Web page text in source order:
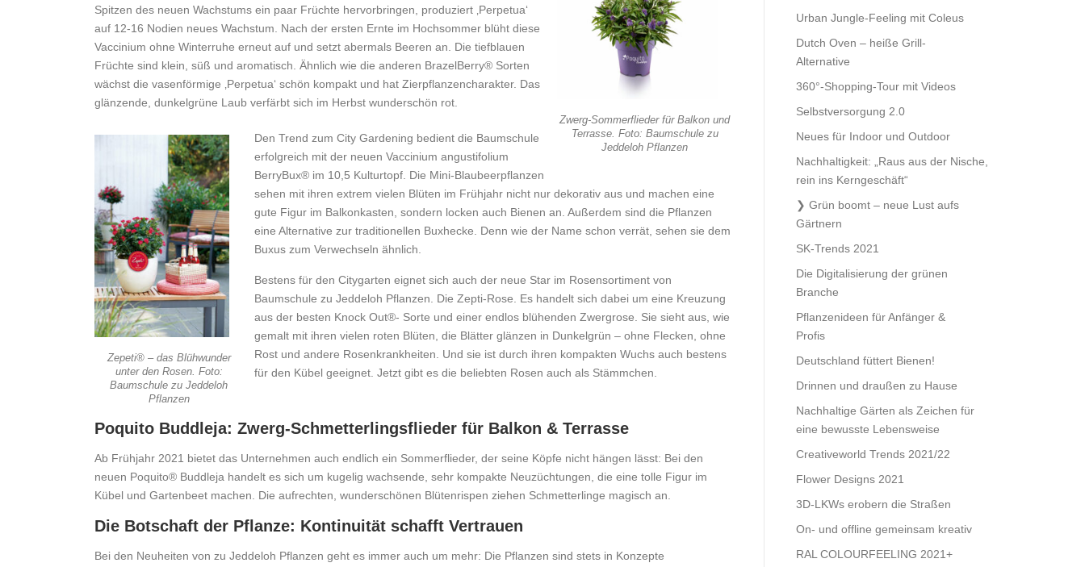
Zwerg-Sommerflieder für Balkon und
Terrasse. Foto: Baumschule zu
Jeddeloh Pflanzen
Spitzen des neuen Wachstums ein paar Früchte hervorbringen, produziert ‚Perpetua‘
auf 12-16 Nodien neues Wachstum. Nach der ersten Ernte im Hochsommer blüht diese
Vaccinium ohne Winterruhe erneut auf und setzt abermals Beeren an. Die tiefblauen
Früchte sind klein, süß und aromatisch. Ähnlich wie die anderen BrazelBerry® Sorten
wächst die vasenförmige ‚Perpetua‘ schön kompakt und hat Zierpflanzencharakter. Das
glänzende, dunkelgrüne Laub verfärbt sich im Herbst wunderschön rot.
Zepeti® – das Blühwunder
unter den Rosen. Foto:
Baumschule zu Jeddeloh
Pflanzen
Den Trend zum City Gardening bedient die Baumschule
erfolgreich mit der neuen Vaccinium angustifolium
BerryBux® im 10,5 Kulturtopf. Die Mini-Blaubeerpflanzen
sehen mit ihren extrem vielen Blüten im Frühjahr nicht nur dekorativ aus und machen eine
gute Figur im Balkonkasten, sondern locken auch Bienen an. Außerdem sind die Pflanzen
eine Alternative zur traditionellen Buxhecke. Denn wie der Name schon verrät, sehen sie dem
Buxus zum Verwechseln ähnlich.
Bestens für den Citygarten eignet sich auch der neue Star im Rosensortiment von
Baumschule zu Jeddeloh Pflanzen. Die Zepti-Rose. Es handelt sich dabei um eine Kreuzung
aus der besten Knock Out®- Sorte und einer endlos blühenden Zwergrose. Sie sieht aus, wie
gemalt mit ihren vielen roten Blüten, die Blätter glänzen in Dunkelgrün – ohne Flecken, ohne
Rost und andere Rosenkrankheiten. Und sie ist durch ihren kompakten Wuchs auch bestens
für den Kübel geeignet. Jetzt gibt es die beliebten Rosen auch als Stämmchen.
Poquito Buddleja: Zwerg-Schmetterlingsflieder für Balkon & Terrasse
Ab Frühjahr 2021 bietet das Unternehmen auch endlich ein Sommerflieder, der seine Köpfe nicht hängen lässt: Bei den
neuen Poquito® Buddleja handelt es sich um kugelig wachsende, sehr kompakte Neuzüchtungen, die eine tolle Figur im
Kübel und Gartenbeet machen. Die aufrechten, wunderschönen Blütenrispen ziehen Schmetterlinge magisch an.
Die Botschaft der Pflanze: Kontinuität schafft Vertrauen
Bei den Neuheiten von zu Jeddeloh Pflanzen geht es immer auch um mehr: Die Pflanzen sind stets in Konzepte
Urban Jungle-Feeling mit Coleus
Dutch Oven – heiße Grill-
Alternative
360°-Shopping-Tour mit Videos
Selbstversorgung 2.0
Neues für Indoor und Outdoor
Nachhaltigkeit: „Raus aus der Nische,
rein ins Kerngeschäft“
Grün boomt – neue Lust aufs
Gärtnern
SK-Trends 2021
Die Digitalisierung der grünen
Branche
Pflanzenideen für Anfänger &
Profis
Deutschland füttert Bienen!
Drinnen und draußen zu Hause
Nachhaltige Gärten als Zeichen für
eine bewusste Lebensweise
Creativeworld Trends 2021/22
Flower Designs 2021
3D-LKWs erobern die Straßen
On- und offline gemeinsam kreativ
RAL COLOURFEELING 2021+